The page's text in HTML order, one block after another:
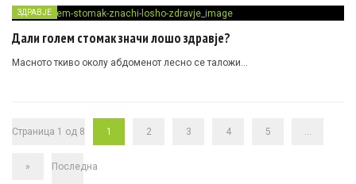
ЗДРАВЈЕ
Дали голем стомак значи лошо здравје?
Масното ткиво околу абдоменот лесно се таложи…
Страница 1 од 8 1 2 3 4 5 ...
» Последна